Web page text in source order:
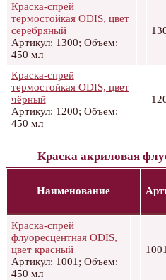
Краска-спрей
термостойкая ODIS, цвет
серебряный
Артикул: 1300; Объем:
450 мл
Краска-спрей
термостойкая ODIS, цвет
чёрный
Артикул: 1200; Объем:
450 мл
Краска акриловая
Наименование
Краска-спрей
флуоресцентная ODIS,
цвет красный
Артикул: 1001; Объем:
450 мл
1001